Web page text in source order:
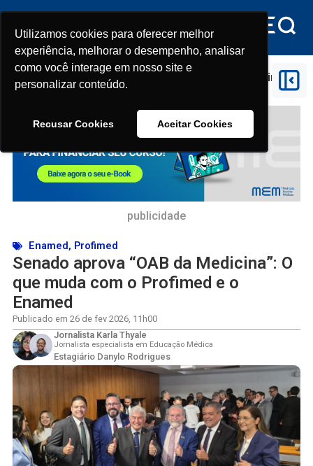
Utilizamos cookies para oferecer melhor
experiência, melhorar o desempenho, analisar
como você interage em nosso site e
personalizar conteúdo.
Recusar Cookies Aceitar Cookies
Utilizamos cookies para oferecer melhor
experiência, melhorar o desempenho, analisar
como você interage em nosso site e
personalizar conteúdo.
Recusar Cookies Aceitar Cookies
Profimed > Senado aprova “OAB da Medicina”:
publicidade
Enamed, Profimed
Senado aprova “OAB da Medicina”: O
que muda com o Profimed e o
Enamed
Publicado em 26 de fev 2026, 11h00
Jornalista Karla Thyale
Jornalista especialista em Educação Médica
Estagiário Danylo Rodrigues